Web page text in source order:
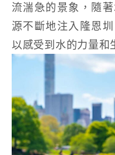
流湍急的景象，隨
源不斷地注入隆恩
以感受到水的力量和